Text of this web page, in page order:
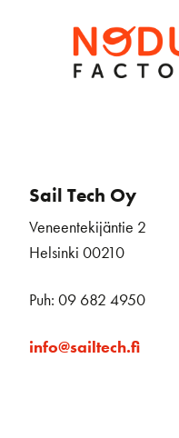
Sail Tech Oy
Veneentekijäntie 2
Helsinki 00210
Puh: 09 682 4950
info@sailtech.fi